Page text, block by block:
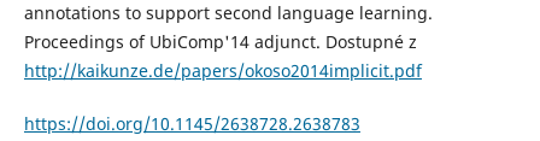
annotations to support second language learning.
Proceedings of UbiComp'14 adjunct. Dostupné z
http://kaikunze.de/papers/okoso2014implicit.pdf
https://doi.org/10.1145/2638728.2638783